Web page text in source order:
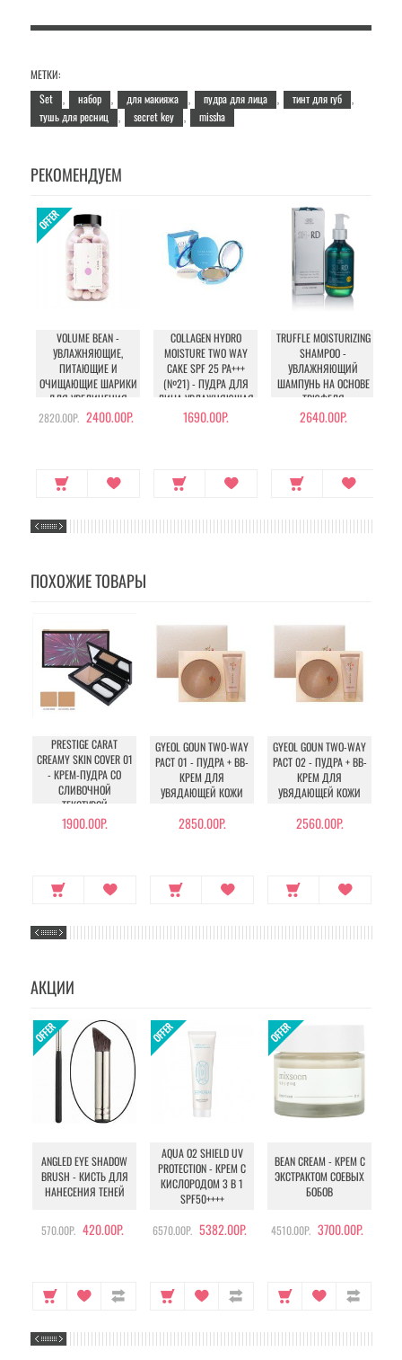
МЕТКИ:
Set
набор для макияжа пудра для лица тинт для губ
тушь для ресниц secret key missha
РЕКОМЕНДУЕМ
VOLUME BEAN -
УВЛАЖНЯЮЩИЕ,
ПИТАЮЩИЕ И
ОЧИЩАЮЩИЕ ШАРИКИ
ДЛЯ УВЕЛИЧЕНИЯ
ОБЪЕМА ГРУДИ И
2820.00Р. 2400.00Р.
COLLAGEN HYDRO
MOISTURE TWO WAY
CAKE SPF 25 PA+++
(№21) - ПУДРА ДЛЯ
ЛИЦА УВЛАЖНЯЮЩАЯ
С КОЛЛАГЕНОМ (№21)
1690.00Р.
TRUFFLE MOISTURIZING
SHAMPOO -
УВЛАЖНЯЮЩИЙ
ШАМПУНЬ НА ОСНОВЕ
ТРЮФЕЛЯ
2640.00Р.
ПОХОЖИЕ ТОВАРЫ
PRESTIGE CARAT
CREAMY SKIN COVER 01
- КРЕМ-ПУДРА СО
СЛИВОЧНОЙ
ТЕКСТУРОЙ
1900.00Р.
GYEOL GOUN TWO-WAY
PACT 01 - ПУДРА + BB-
КРЕМ ДЛЯ
УВЯДАЮЩЕЙ КОЖИ
2850.00Р.
GYEOL GOUN TWO-WAY
PACT 02 - ПУДРА + BB-
КРЕМ ДЛЯ
УВЯДАЮЩЕЙ КОЖИ
2560.00Р.
АКЦИИ
ANGLED EYE SHADOW
BRUSH - КИСТЬ ДЛЯ
НАНЕСЕНИЯ ТЕНЕЙ
570.00Р. 420.00Р.
AQUA O2 SHIELD UV
PROTECTION - КРЕМ С
КИСЛОРОДОМ 3 В 1
SPF50++++
6570.00Р. 5382.00Р.
BEAN CREAM - КРЕМ С
ЭКСТРАКТОМ СОЕВЫХ
БОБОВ
4510.00Р. 3700.00Р.